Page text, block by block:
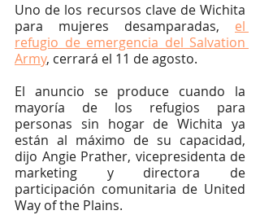
Uno de los recursos clave de Wichita
para mujeres desamparadas, el
refugio de emergencia del Salvation
Army, cerrará el 11 de agosto.
El anuncio se produce cuando la
mayoría de los refugios para
personas sin hogar de Wichita ya
están al máximo de su capacidad,
dijo Angie Prather, vicepresidenta de
marketing y directora de
participación comunitaria de United
Way of the Plains.